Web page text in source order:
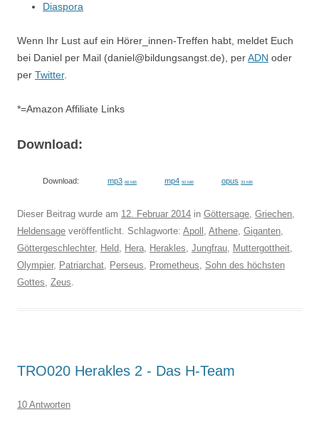
Diaspora
Wenn Ihr Lust auf ein Hörer_innen-Treffen habt, meldet Euch
bei Daniel per Mail (daniel@bildungsangst.de), perADN oder
per Twitter.
*=Amazon Affiliate Links
Download:
Download: mp3 68 MB mp4 50 MB opus 33 MB
Dieser Beitrag wurde am 12. Februar 2014 in Göttersage, Griechen,
Heldensage veröffentlicht. Schlagworte: Apoll , Athene, Giganten,
Göttergeschlechter, Held, Hera, Herakles, Jungfrau, Muttergottheit,
Olympier, Patriarchat, Perseus, Prometheus, Sohn des höchsten
Gottes, Zeus.
TRO020 Herakles 2 - Das H-Team
10 Antworten